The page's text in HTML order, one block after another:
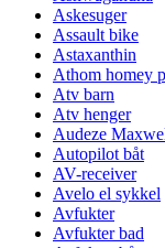
Askesuger
Assault bike
Astaxanthin
Athom homey
Atv barn
Atv henger
Audeze
Autopilot båt
AV-receiver
Avelo el sykkel
Avfukter
Avfukter bad